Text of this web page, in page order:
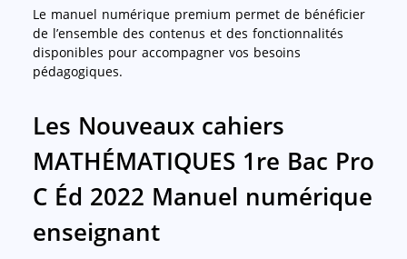
Le manuel numérique premium permet de bénéficier
de l’ensemble des contenus et des fonctionnalités
disponibles pour accompagner vos besoins
pédagogiques.
Les Nouveaux cahiers
MATHÉMATIQUES 1re Bac Pro
C Éd 2022 Manuel numérique
enseignant